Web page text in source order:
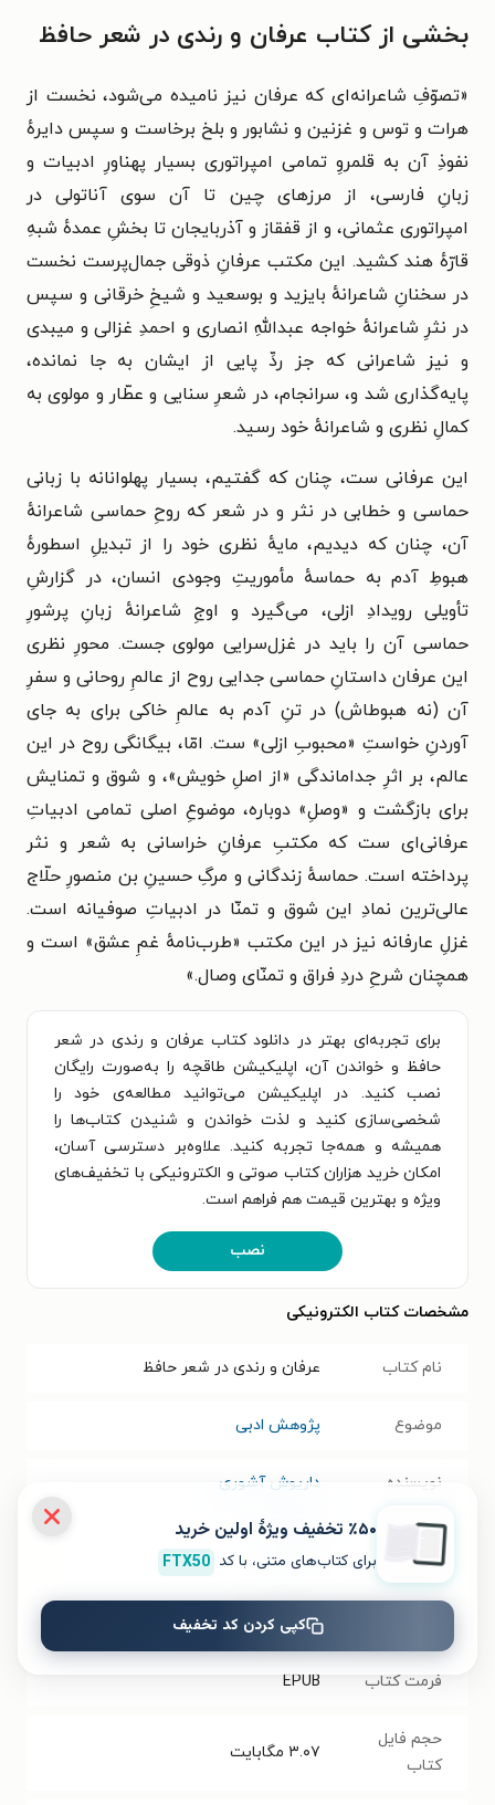
بخشی از کتاب عرفان و رندی در شعر حافظ
«تصوّفِ شاعرانه‌ای که عرفان نیز نامیده می‌شود، نخست از
هرات و توس و غزنین و نشابور و بلخ برخاست و سپس دایرهٔ
نفوذِ آن به قلمروِ تمامی امپراتوری بسیار پهناورِ ادبیات و
زبانِ فارسی، از مرزهای چین تا آن سوی آناتولی در
امپراتوری عثمانی، و از قفقاز و آذربایجان تا بخشِ عمدهٔ شبهِ
قارّهٔ هند کشید. این مکتب عرفانِ ذوقی جمال‌پرست نخست
در سخنانِ شاعرانهٔ بایزید و بوسعید و شیخِ خرقانی و سپس
در نثرِ شاعرانهٔ خواجه عبداللهِ انصاری و احمدِ غزالی و میبدی
و نیز شاعرانی که جز ردِّ پایی از ایشان به جا نمانده،
پایه‌گذاری شد و، سرانجام، در شعرِ سنایی و عطّار و مولوی به
کمالِ نظری و شاعرانهٔ خود رسید.
این عرفانی ست، چنان که گفتیم، بسیار پهلوانانه با زبانی
حماسی و خطابی در نثر و در شعر که روحِ حماسی شاعرانهٔ
آن، چنان که دیدیم، مایهٔ نظری خود را از تبدیلِ اسطورهٔ
هبوطِ آدم به حماسهٔ مأموریتِ وجودی انسان، در گزارشِ
تأویلی رویدادِ ازلی، می‌گیرد و اوجِ شاعرانهٔ زبانِ پرشورِ
حماسی آن را باید در غزل‌سرایی مولوی جست. محورِ نظری
این عرفان داستانِ حماسی جدایی روح از عالمِ روحانی و سفرِ
آن (نه هبوطاش) در تنِ آدم به عالمِ خاکی برای به جای
آوردنِ خواستِ «محبوبِ ازلی» ست. امّا، بیگانگی روح در این
عالم، بر اثرِ جداماندگی «از اصلِ خویش»، و شوق و تمنایش
برای بازگشت و «وصلِ» دوباره، موضوعِ اصلی تمامی ادبیاتِ
عرفانی‌ای ست که مکتبِ عرفانِ خراسانی به شعر و نثر
پرداخته است. حماسهٔ زندگانی و مرگِ حسینِ بن منصورِ حلّاج
عالی‌ترین نمادِ این شوق و تمنّا در ادبیاتِ صوفیانه است.
غزلِ عارفانه نیز در این مکتب «طرب‌نامهٔ غمِ عشق» است و
همچنان شرحِ دردِ فراق و تمنّای وصال.»
برای تجربه‌ای بهتر در دانلود کتاب عرفان و رندی در شعر
حافظ و خواندن آن، اپلیکیشن طاقچه را به‌صورت رایگان
نصب کنید. در اپلیکیشن می‌توانید مطالعه‌ی خود را
شخصی‌سازی کنید و لذت خواندن و شنیدن کتاب‌ها را
همیشه و همه‌جا تجربه کنید. علاوه‌بر دسترسی آسان،
امکان خرید هزاران کتاب صوتی و الکترونیکی با تخفیف‌های
ویژه و بهترین قیمت هم فراهم است.
نصب
مشخصات کتاب الکترونیکی
نام کتاب عرفان و رندی در شعر حافظ
موضوع پژوهش ادبی
نویسنده داریوش آشوری
نشر مرکز
سال انتشار
فرمت کتاب EPUB
حجم فایل
کتاب
۳.۰۷ مگابایت
٪۵۰ تخفیف ویژۀ اولین خرید
برای کتاب‌های متنی، با کد FTX50
کپی کردن کد تخفیف